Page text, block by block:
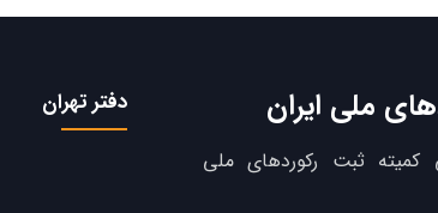
ملی ایران
ثبت رکوردهای ملی
دفتر تهران